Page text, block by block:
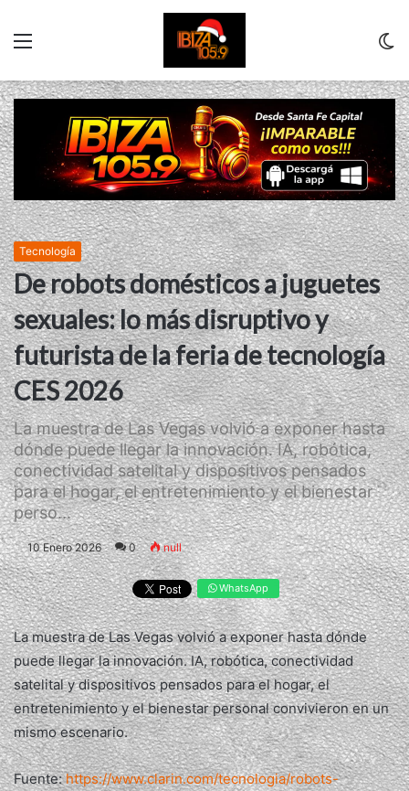
Tecnología
De robots domésticos a juguetes
sexuales: lo más disruptivo y
futurista de la feria de tecnología
CES 2026
La muestra de Las Vegas volvió a exponer hasta
dónde puede llegar la innovación. IA, robótica,
conectividad satelital y dispositivos pensados
para el hogar, el entretenimiento y el bienestar
perso...
10 Enero 2026 0 null
WhatsApp
La muestra de Las Vegas volvió a exponer hasta dónde
puede llegar la innovación. IA, robótica, conectividad
satelital y dispositivos pensados para el hogar, el
entretenimiento y el bienestar personal convivieron en un
mismo escenario.
Fuente:https://www.clarin.com/tecnologia/robots-